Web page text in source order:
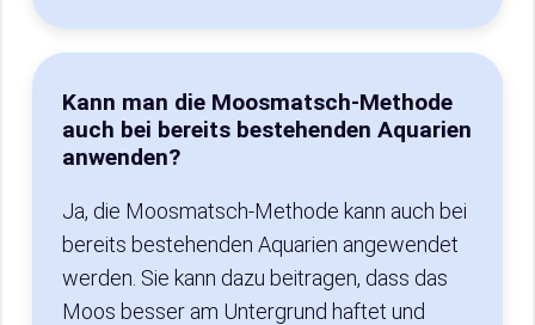
Kann man die Moosmatsch-Methode
auch bei bereits bestehenden Aquarien
anwenden?
Ja, die Moosmatsch-Methode kann auch bei
bereits bestehenden Aquarien angewendet
werden. Sie kann dazu beitragen, dass das
Moos besser am Untergrund haftet und